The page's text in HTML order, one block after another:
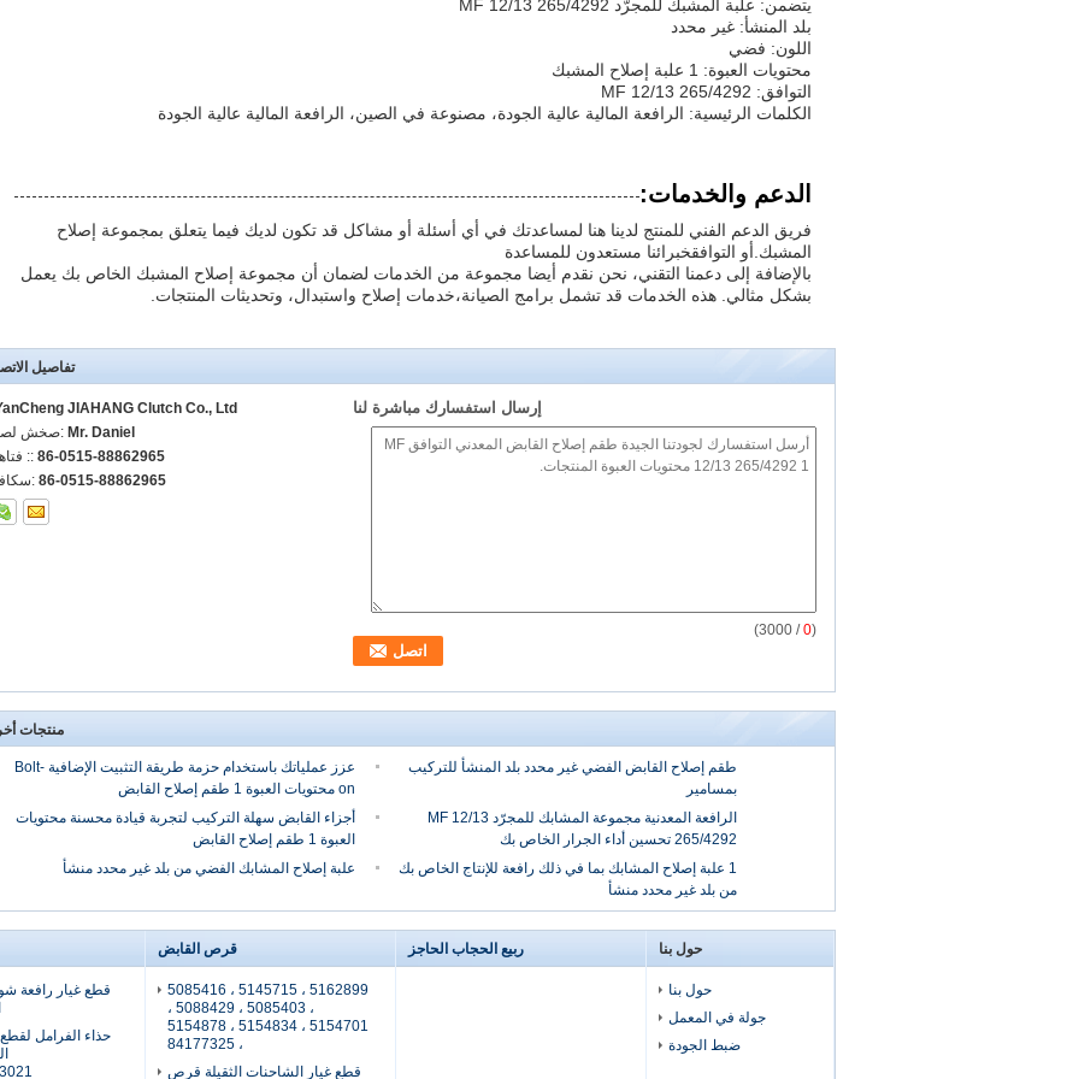
يتضمن: علبة المشبك للمجرّد MF 12/13 265/4292
بلد المنشأ: غير محدد
اللون: فضي
محتويات العبوة: 1 علبة إصلاح المشبك
التوافق: MF 12/13 265/4292
الكلمات الرئيسية: الرافعة المالية عالية الجودة، مصنوعة في الصين، الرافعة المالية عالية الجودة
الدعم والخدمات:
فريق الدعم الفني للمنتج لدينا هنا لمساعدتك في أي أسئلة أو مشاكل قد تكون لديك فيما يتعلق بمجموعة إصلاح
المشبك.أو التوافقخبرائنا مستعدون للمساعدة
بالإضافة إلى دعمنا التقني، نحن نقدم أيضا مجموعة من الخدمات لضمان أن مجموعة إصلاح المشبك الخاص بك يعمل
بشكل مثالي. هذه الخدمات قد تشمل برامج الصيانة،خدمات إصلاح واستبدال، وتحديثات المنتجات.
تفاصيل
JIAHANG Clutch Co., Ltd.
اتصل Mr. Daniel
86-0515-88862965
86-0515-88862965
إرسال استفسارك مباشرة لنا
(
0
/ 3000)
منتجات
عزز عملياتك باستخدام حزمة طريقة التثبيت الإضافية Bolt-
on محتويات العبوة 1 طقم إصلاح القابض
طقم إصلاح القابض الفضي غير محدد بلد المنشأ للتركيب
بمسامير
أجزاء القابض سهلة التركيب لتجربة قيادة محسنة محتويات
العبوة 1 طقم إصلاح القابض
الرافعة المعدنية مجموعة المشابك للمجرّد MF 12/13
265/4292 تحسين أداء الجرار الخاص بك
علبة إصلاح المشابك الفضي من بلد غير محدد منشأ
1 علبة إصلاح المشابك بما في ذلك رافعة للإنتاج الخاص بك
من بلد غير محدد منشأ
حول بنا
حول بنا
جولة في المعمل
ضبط الجودة
ربيع الحجاب الحاجز قرص القابض
5162899 ، 5145715 ، 5085416
، 5085403 ، 5088429 ،
5154701 ، 5154834 ، 5154878
، 84177325
قطع غيار الشاحنات الثقيلة قرص
حذاء الفرامل